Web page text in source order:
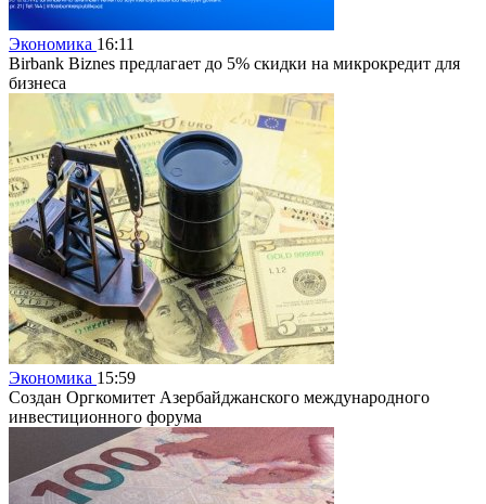
Экономика 16:11
Birbank Biznes предлагает до 5% скидки на микрокредит для
бизнеса
Экономика 15:59
Создан Оргкомитет Азербайджанского международного
инвестиционного форума